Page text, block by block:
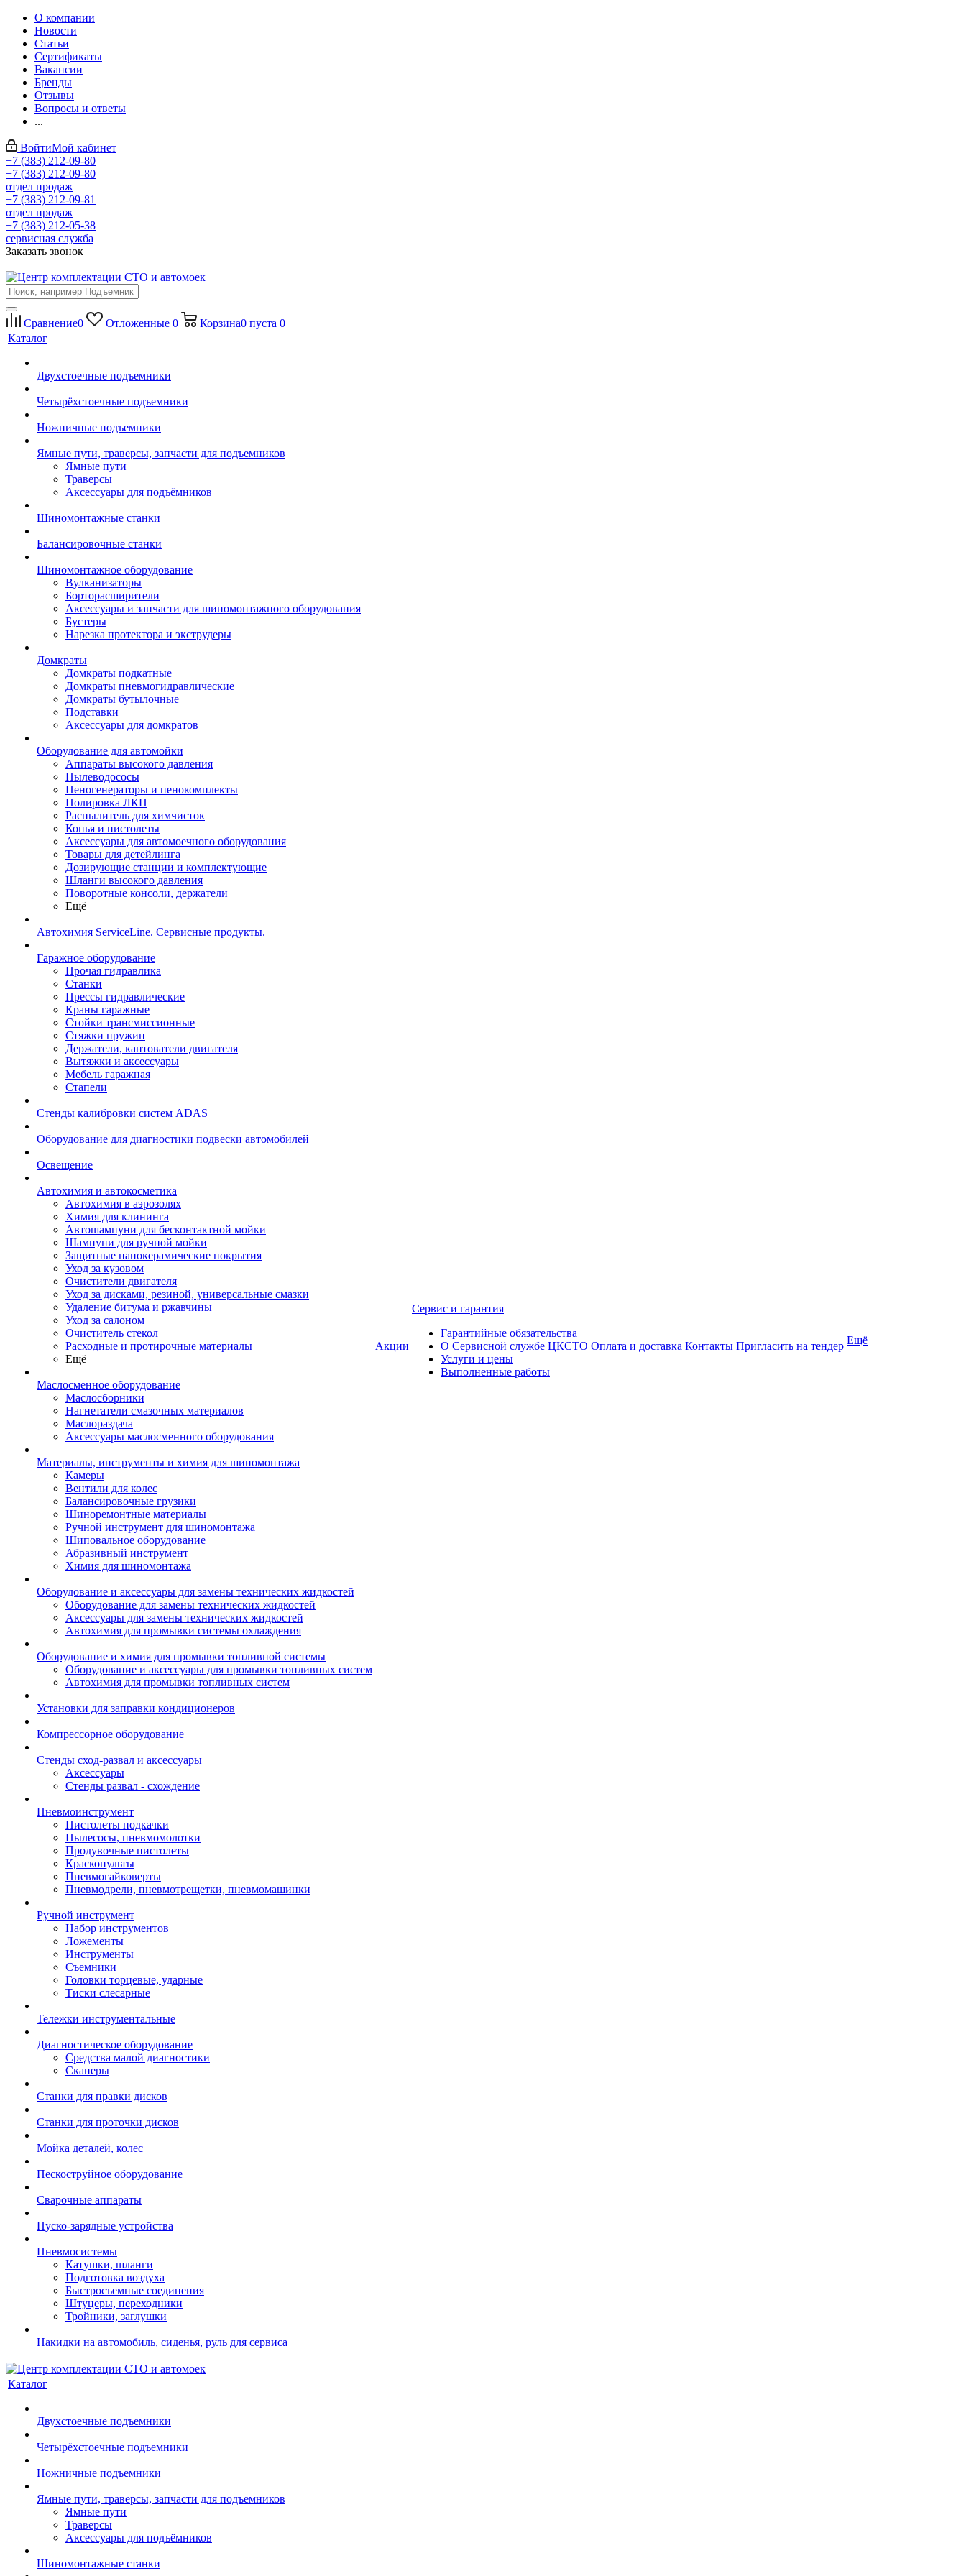
О компании
Новости
Статьи
Сертификаты
Вакансии
Бренды
Отзывы
Вопросы и ответы
...
ВойтиМой кабинет
+7 (383) 212-09-80
+7 (383) 212-09-80
отдел продаж
+7 (383) 212-09-81
отдел продаж
+7 (383) 212-05-38
сервисная служба
Заказать звонок
Сравнение0 Отложенные 0 Корзина0 пуста 0
Каталог
Двухстоечные подъемники
Четырёхстоечные подъемники
Ножничные подъемники
Ямные пути, траверсы, запчасти для подъемников
Ямные пути
Траверсы
Аксессуары для подъёмников
Шиномонтажные станки
Балансировочные станки
Шиномонтажное оборудование
Вулканизаторы
Борторасширители
Аксессуары и запчасти для шиномонтажного оборудования
Бустеры
Нарезка протектора и экструдеры
Домкраты
Домкраты подкатные
Домкраты пневмогидравлические
Домкраты бутылочные
Подставки
Аксессуары для домкратов
Оборудование для автомойки
Аппараты высокого давления
Пылеводососы
Пеногенераторы и пенокомплекты
Полировка ЛКП
Распылитель для химчисток
Копья и пистолеты
Аксессуары для автомоечного оборудования
Товары для детейлинга
Дозирующие станции и комплектующие
Шланги высокого давления
Поворотные консоли, держатели
Ещё
Автохимия ServiceLine. Сервисные продукты.
Гаражное оборудование
Прочая гидравлика
Станки
Прессы гидравлические
Краны гаражные
Стойки трансмиссионные
Стяжки пружин
Держатели, кантователи двигателя
Вытяжки и аксессуары
Мебель гаражная
Стапели
Стенды калибровки систем ADAS
Оборудование для диагностики подвески автомобилей
Освещение
Автохимия и автокосметика
Автохимия в аэрозолях
Химия для клининга
Автошампуни для бесконтактной мойки
Шампуни для ручной мойки
Защитные нанокерамические покрытия
Уход за кузовом
Очистители двигателя
Уход за дисками, резиной, универсальные смазки
Удаление битума и ржавчины
Уход за салоном
Очиститель стекол
Расходные и протирочные материалы
Ещё
Маслосменное оборудование
Маслосборники
Нагнетатели смазочных материалов
Маслораздача
Аксессуары маслосменного оборудования
Материалы, инструменты и химия для шиномонтажа
Камеры
Вентили для колес
Балансировочные грузики
Шиноремонтные материалы
Ручной инструмент для шиномонтажа
Шиповальное оборудование
Абразивный инструмент
Химия для шиномонтажа
Оборудование и аксессуары для замены технических жидкостей
Оборудование для замены технических жидкостей
Аксессуары для замены технических жидкостей
Автохимия для промывки системы охлаждения
Оборудование и химия для промывки топливной системы
Оборудование и аксессуары для промывки топливных систем
Автохимия для промывки топливных систем
Установки для заправки кондиционеров
Компрессорное оборудование
Стенды сход-развал и аксессуары
Аксессуары
Стенды развал - схождение
Пневмоинструмент
Пистолеты подкачки
Пылесосы, пневмомолотки
Продувочные пистолеты
Краскопульты
Пневмогайковерты
Пневмодрели, пневмотрещетки, пневмомашинки
Ручной инструмент
Набор инструментов
Ложементы
Инструменты
Съемники
Головки торцевые, ударные
Тиски слесарные
Тележки инструментальные
Диагностическое оборудование
Средства малой диагностики
Сканеры
Станки для правки дисков
Станки для проточки дисков
Мойка деталей, колес
Пескоструйное оборудование
Сварочные аппараты
Пуско-зарядные устройства
Пневмосистемы
Катушки, шланги
Подготовка воздуха
Быстросъемные соединения
Штуцеры, переходники
Тройники, заглушки
Накидки на автомобиль, сиденья, руль для сервиса
Акции
Сервис и гарантия
Гарантийные обязательства
О Сервисной службе ЦКСТО
Услуги и цены
Выполненные работы
Оплата и доставка Контакты Пригласить на тендер Ещё
Каталог
Двухстоечные подъемники
Четырёхстоечные подъемники
Ножничные подъемники
Ямные пути, траверсы, запчасти для подъемников
Ямные пути
Траверсы
Аксессуары для подъёмников
Шиномонтажные станки